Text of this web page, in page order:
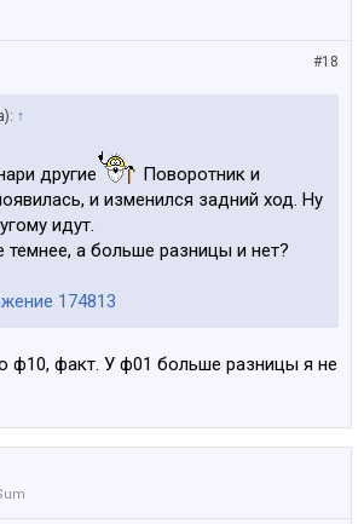
#18
↑
другие
Поворотник и
и изменился задний ход. Ну
идут.
темнее, а больше разницы и нет?
174813
ф10, факт. У ф01 больше разницы я не